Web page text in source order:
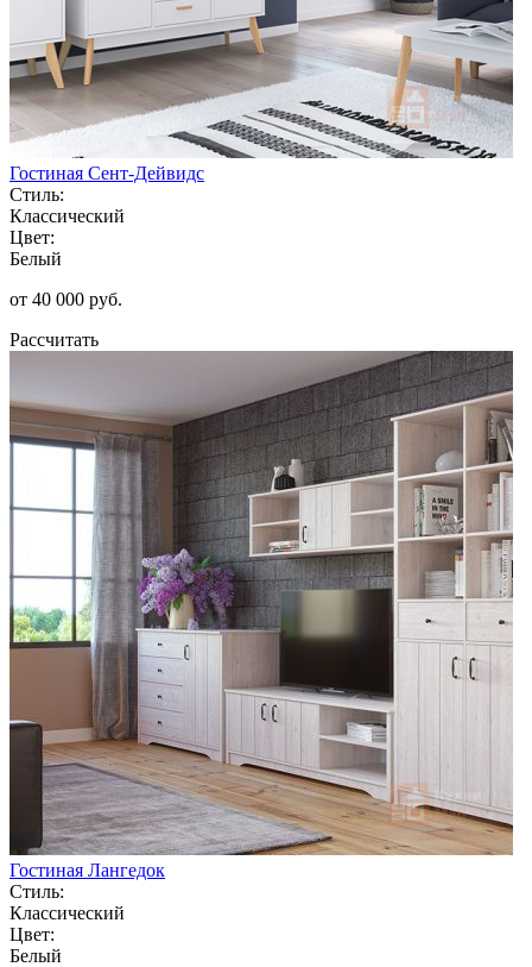
Гостиная Сент-Дейвидс
Стиль:
Классический
Цвет:
Белый
от 40 000 руб.
Рассчитать
Гостиная Лангедок
Стиль:
Классический
Цвет:
Белый